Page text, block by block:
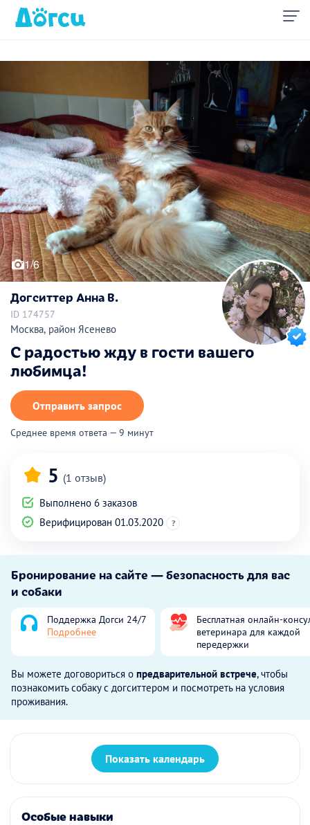
1/6
Догситтер Анна В.
ID 174757
Москва, район Ясенево
С радостью жду в гости вашего
любимца!
Отправить запрос
Среднее время ответа — 9 минут
5 (1 отзыв)
Выполнено 6 заказов
Верифицирован 01.03.2020
?
Бронирование на сайте — безопасность для вас
и собаки
Поддержка Догси 24/7
Подробнее
Бесплатная онлайн-
ветеринара для каждой
передержки
Вы можете договориться о предварительной встрече, чтобы
познакомить собаку с догситтером и посмотреть на условия
проживания.
Показать календарь
Особые навыки